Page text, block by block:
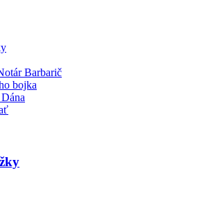
Barbarič
bojka